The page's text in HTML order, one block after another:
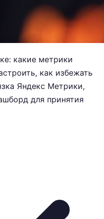
какие метрики
как избежать
Яндекс Метрики,
для принятия